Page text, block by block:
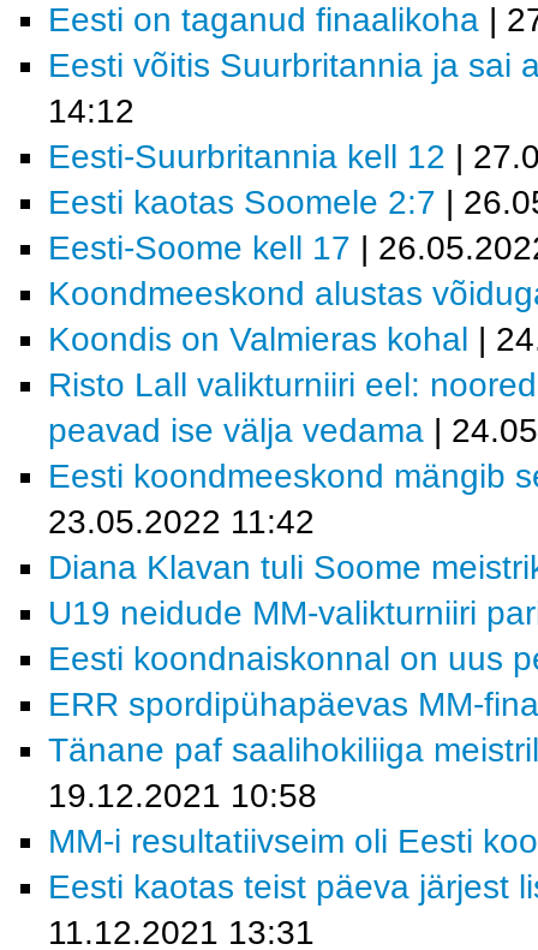
Eesti on taganud finaalikoha |
Eesti võitis Suurbritannia ja sai
14:12
Eesti-Suurbritannia kell 12 |
Eesti kaotas Soomele 2:7 |
Eesti-Soome kell 17 |
Koondmeeskond alustas
Koondis on Valmieras kohal |
Risto Lall valikturniiri eel:
peavad ise välja vedama |
Eesti koondmeeskond mängib
23.05.2022 11:42
Diana Klavan tuli Soome
U19 neidude MM-valikturniiri
Eesti koondnaiskonnal on uus
ERR spordipühapäevas MM-
Tänane paf saalihokiliiga
19.12.2021 10:58
MM-i resultatiivseim oli Eesti
Eesti kaotas teist päeva järjest
11.12.2021 13:31